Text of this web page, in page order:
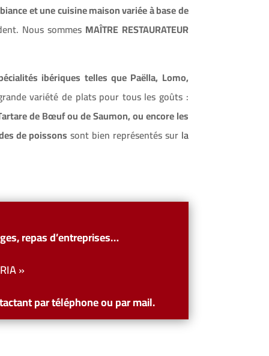
et une cuisine maison variée à base de
Nous sommes MAÎTRE RESTAURATEUR
ibériques telles que Paëlla, Lomo,
variété de plats pour tous les goûts :
de Bœuf ou de Saumon, ou encore les
de poissons sont bien représentés sur la
repas d’entreprises…
»
par téléphone ou par mail.